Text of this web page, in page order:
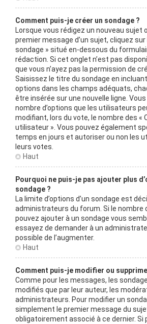
Comment puis-je créer un sondage ?
Lorsque vous rédigez un nouveau sujet
premier message d’un sujet, cliquez sur
sondage » situé en-dessous du
rédaction. Si cet onglet n’est pas
que vous n’ayez pas la permission de
Saisissez le titre du sondage en
options dans les champs adéquats,
être insérée sur une nouvelle ligne.
nombre d’options que les utilisateurs
modifiant, lors du vote, le nombre des «
utilisateur ». Vous pouvez également
temps en jours et autoriser ou non les
leurs votes.
Haut
Pourquoi ne puis-je pas ajouter plus
sondage ?
La limite d’options d’un sondage est
administrateurs du forum. Si le nombre
pouvez ajouter à un sondage vous
essayez de demander à un
possible de l’augmenter.
Haut
Comment puis-je modifier ou
Comme pour les messages, les
modifiés que par leur auteur, les
administrateurs. Pour modifier un
simplement le premier message du
obligatoirement associé à ce dernier. Si